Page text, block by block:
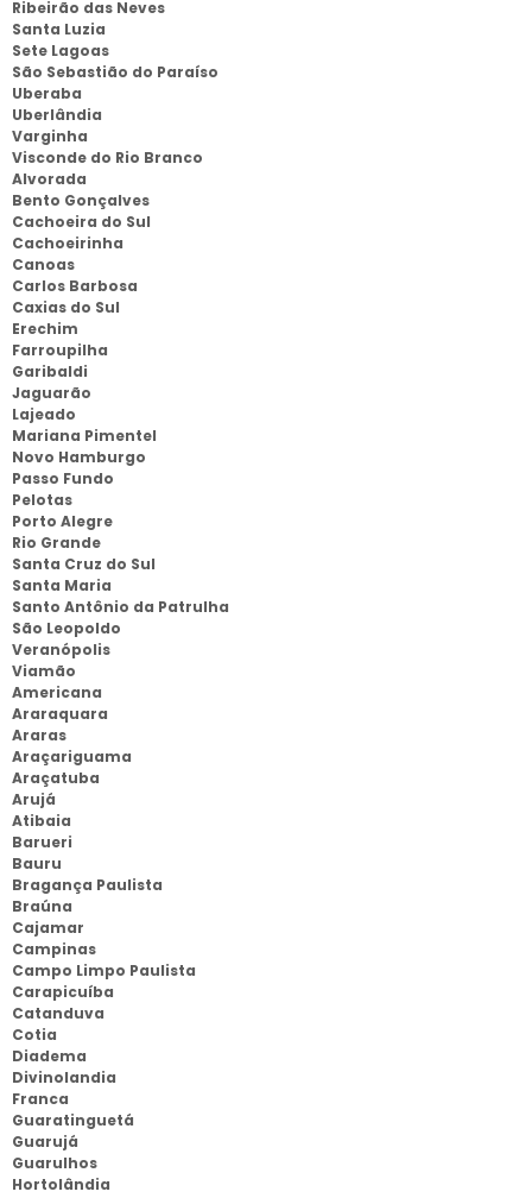
Ribeirão das Neves
Santa Luzia
Sete Lagoas
São Sebastião do Paraíso
Uberaba
Uberlândia
Varginha
Visconde do Rio Branco
Alvorada
Bento Gonçalves
Cachoeira do Sul
Cachoeirinha
Canoas
Carlos Barbosa
Caxias do Sul
Erechim
Farroupilha
Garibaldi
Jaguarão
Lajeado
Mariana Pimentel
Novo Hamburgo
Passo Fundo
Pelotas
Porto Alegre
Rio Grande
Santa Cruz do Sul
Santa Maria
Santo Antônio da Patrulha
São Leopoldo
Veranópolis
Viamão
Americana
Araraquara
Araras
Araçariguama
Araçatuba
Arujá
Atibaia
Barueri
Bauru
Bragança Paulista
Braúna
Cajamar
Campinas
Campo Limpo Paulista
Carapicuíba
Catanduva
Cotia
Diadema
Divinolandia
Franca
Guaratinguetá
Guarujá
Guarulhos
Hortolândia